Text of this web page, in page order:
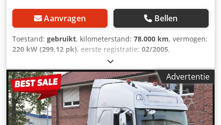
Aanvragen Bellen
Toestand: gebruikt, kilometerstand: 78.000 km, vermogen:
220 kW (299,12 pk), eerste registratie: 02/2005,
, totaalgewicht:
soort overbrenging:automatisch, ophanging:overig, 1e
eigenaar, nieuwe HU/AU, diesel, automaat, grote
bestuurderscabine, hoogwerker Bronto Skylift E22ALR,
werkhoogte 24 m, zijdelings bereik 24 m, afkomstig van
eerste eigenaar, in topstaat, toegestaan totaalgewicht
18.000 kg. VOOR ONS ZIJN DE STAAT EN HET GEVOEL
Advertentie